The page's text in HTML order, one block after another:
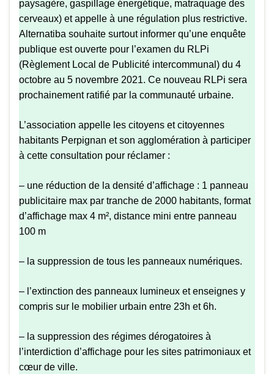
paysagère, gaspillage énergétique, matraquage des
cerveaux) et appelle à une régulation plus restrictive.
Alternatiba souhaite surtout informer qu’une enquête
publique est ouverte pour l’examen du RLPi
(Règlement Local de Publicité intercommunal) du 4
octobre au 5 novembre 2021. Ce nouveau RLPi sera
prochainement ratifié par la communauté urbaine.
L’association appelle les citoyens et citoyennes
habitants Perpignan et son agglomération à participer
à cette consultation pour réclamer :
– une réduction de la densité d’affichage : 1 panneau
publicitaire max par tranche de 2000 habitants, format
d’affichage max 4 m², distance mini entre panneau
100 m
– la suppression de tous les panneaux numériques.
– l’extinction des panneaux lumineux et enseignes y
compris sur le mobilier urbain entre 23h et 6h.
– la suppression des régimes dérogatoires à
l’interdiction d’affichage pour les sites patrimoniaux et
cœur de ville.